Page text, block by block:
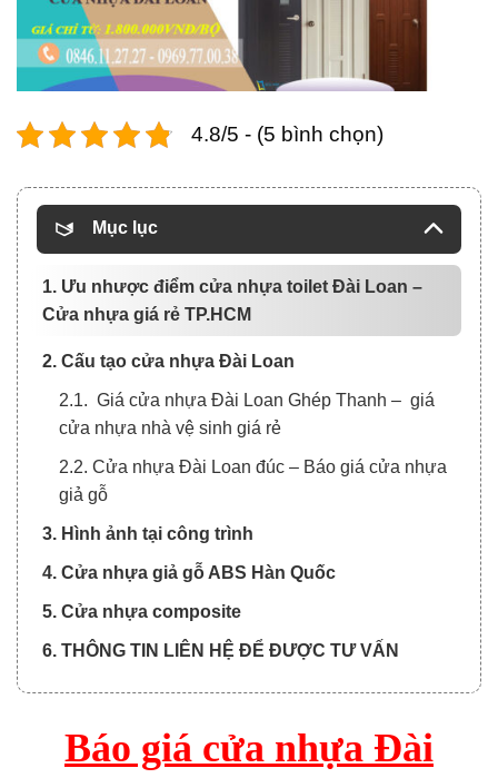
4.8/5 - (5 bình chọn)
Mục lục
1. Ưu nhược điểm cửa nhựa toilet Đài Loan –
Cửa nhựa giá rẻ TP.HCM
2. Cấu tạo cửa nhựa Đài Loan
2.1. Giá cửa nhựa Đài Loan Ghép Thanh – giá
cửa nhựa nhà vệ sinh giá rẻ
2.2. Cửa nhựa Đài Loan đúc – Báo giá cửa nhựa
giả gỗ
3. Hình ảnh tại công trình
4. Cửa nhựa giả gỗ ABS Hàn Quốc
5. Cửa nhựa composite
6. THÔNG TIN LIÊN HỆ ĐỂ ĐƯỢC TƯ VẤN
Báo giá cửa nhựa Đài